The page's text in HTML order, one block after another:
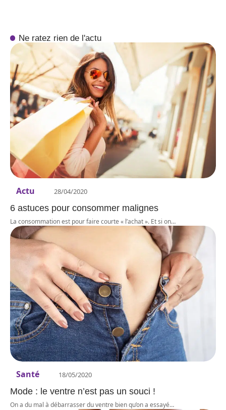
Ne ratez rien de l'actu
Actu 28/04/2020
6 astuces pour consommer malignes
La consommation est pour faire courte « l’achat ». Et si on…
Santé 18/05/2020
Mode : le ventre n’est pas un souci !
On a du mal à débarrasser du ventre bien qu’on a essayé…